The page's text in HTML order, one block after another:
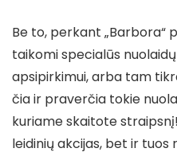
Be to, perkant
taikomi specialūs
apsipirkimui, arba tam
čia ir praverčia tokie
kuriame skaitote
leidinių akcijas, bet ir tuos